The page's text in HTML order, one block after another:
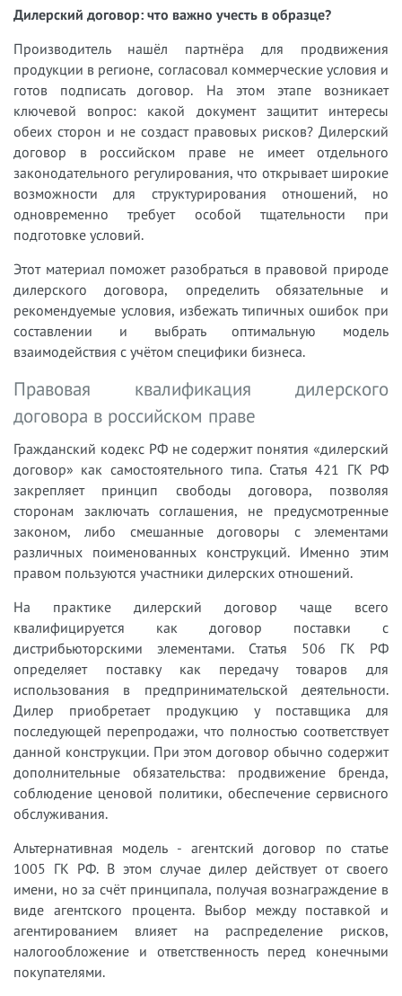
Дилерский договор: что важно учесть в образце?
Производитель нашёл партнёра для продвижения
продукции в регионе, согласовал коммерческие условия и
готов подписать договор. На этом этапе возникает
ключевой вопрос: какой документ защитит интересы
обеих сторон и не создаст правовых рисков? Дилерский
договор в российском праве не имеет отдельного
законодательного регулирования, что открывает широкие
возможности для структурирования отношений, но
одновременно требует особой тщательности при
подготовке условий.
Этот материал поможет разобраться в правовой природе
дилерского договора, определить обязательные и
рекомендуемые условия, избежать типичных ошибок при
составлении и выбрать оптимальную модель
взаимодействия с учётом специфики бизнеса.
Правовая квалификация дилерского
договора в российском праве
Гражданский кодекс РФ не содержит понятия «дилерский
договор» как самостоятельного типа. Статья 421 ГК РФ
закрепляет принцип свободы договора, позволяя
сторонам заключать соглашения, не предусмотренные
законом, либо смешанные договоры с элементами
различных поименованных конструкций. Именно этим
правом пользуются участники дилерских отношений.
На практике дилерский договор чаще всего
квалифицируется как договор поставки с
дистрибьюторскими элементами. Статья 506 ГК РФ
определяет поставку как передачу товаров для
использования в предпринимательской деятельности.
Дилер приобретает продукцию у поставщика для
последующей перепродажи, что полностью соответствует
данной конструкции. При этом договор обычно содержит
дополнительные обязательства: продвижение бренда,
соблюдение ценовой политики, обеспечение сервисного
обслуживания.
Альтернативная модель - агентский договор по статье
1005 ГК РФ. В этом случае дилер действует от своего
имени, но за счёт принципала, получая вознаграждение в
виде агентского процента. Выбор между поставкой и
агентированием влияет на распределение рисков,
налогообложение и ответственность перед конечными
покупателями.